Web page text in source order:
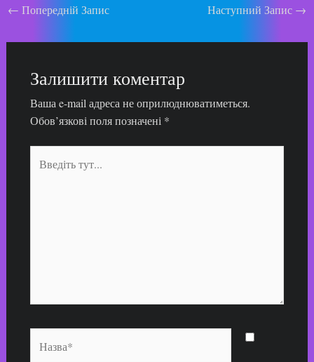
Навігація
запису
← Попередній Запис Наступний Запис →
Залишити коментар
Ваша e-mail адреса не оприлюднюватиметься.
Обов’язкові поля позначені *
тут...